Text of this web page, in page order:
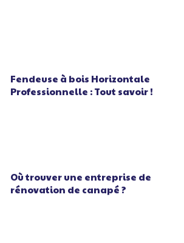
Fendeuse à bois Horizontale
Professionnelle : Tout savoir !
Où trouver une entreprise de
rénovation de canapé ?